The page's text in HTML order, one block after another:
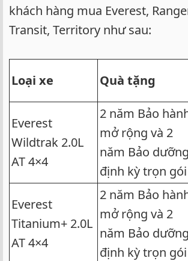
khách hàng mua Everest,
Transit, Territory như sau:
Loại xe Quà tặng
Everest
Wildtrak 2.0L
AT 4×4
2 năm Bảo
mở rộng và 2
năm Bảo dưỡng
định kỳ trọn gói
Everest
Titanium+ 2.0L
AT 4×4
2 năm Bảo
mở rộng và 2
năm Bảo dưỡng
định kỳ trọn gói